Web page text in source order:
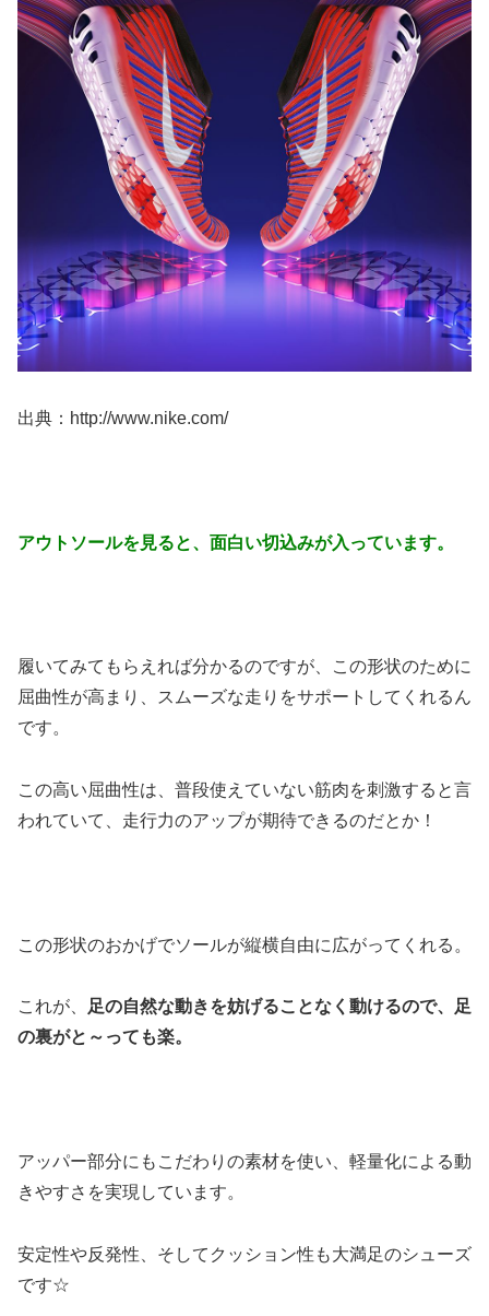
出典：http://www.nike.com/
アウトソールを見ると、面白い切込みが入っています。
履いてみてもらえれば分かるのですが、この形状のために
屈曲性が高まり、スムーズな走りをサポートしてくれるん
です。
この高い屈曲性は、普段使えていない筋肉を刺激すると言
われていて、走行力のアップが期待できるのだとか！
この形状のおかげでソールが縦横自由に広がってくれる。
これが、
足の自然な動きを妨げることなく動けるので、足
の裏がと～っても楽。
アッパー部分にもこだわりの素材を使い、軽量化による動
きやすさを実現しています。
安定性や反発性、そしてクッション性も大満足のシューズ
です☆